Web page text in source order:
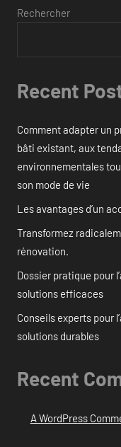
Rechercher
Recent
Comment adapter un
bâti existant, aux
environnementales
son mode de vie
Les avantages d’un
Transformez
rénovation.
Dossier pratique pour
solutions efficaces
Conseils experts pour
solutions durables
Recent
A WordPress